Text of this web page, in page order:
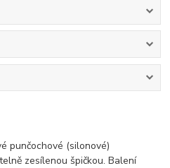
punčochové (silonové)
zesílenou špičkou. Balení